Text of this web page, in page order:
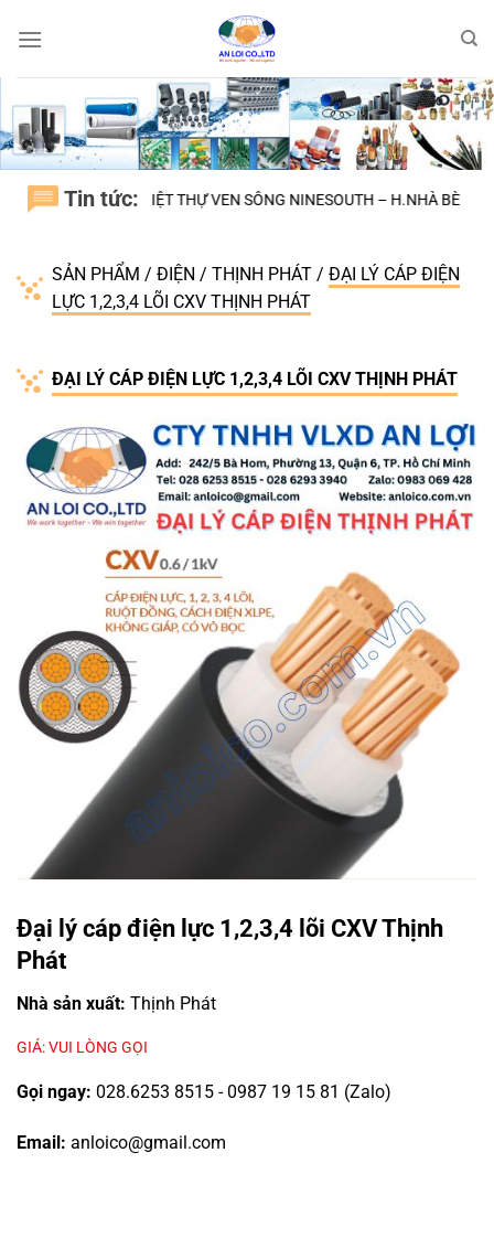
qua
Tin tức:
tphcm BIỆT THỰ VEN SÔNG NINESOUTH – H.NHÀ BÈ Đại Học Quốc
SẢN PHẨM / ĐIỆN / THỊNH PHÁT / ĐẠI LÝ CÁP ĐIỆN
LỰC 1,2,3,4 LÕI CXV THỊNH PHÁT
ĐẠI LÝ CÁP ĐIỆN LỰC 1,2,3,4 LÕI CXV THỊNH PHÁT
Đại lý cáp điện lực 1,2,3,4 lõi CXV Thịnh
Phát
Nhà sản xuất: Thịnh Phát
GIÁ: VUI LÒNG GỌI
Gọi ngay: 028.6253 8515 - 0987 19 15 81 (Zalo)
Email: anloico@gmail.com